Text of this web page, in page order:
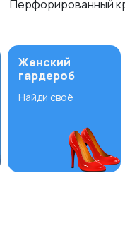
Перфорированный
Женский
гардероб
Найди своё